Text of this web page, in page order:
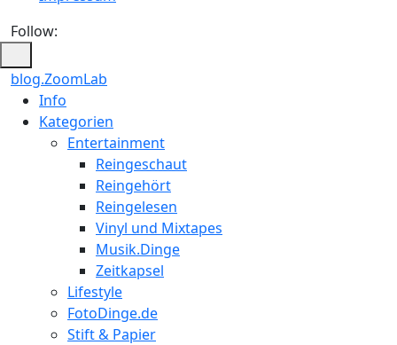
Follow:
blog.ZoomLab
Info
Kategorien
Entertainment
Reingeschaut
Reingehört
Reingelesen
Vinyl und Mixtapes
Musik.Dinge
Zeitkapsel
Lifestyle
FotoDinge.de
Stift & Papier